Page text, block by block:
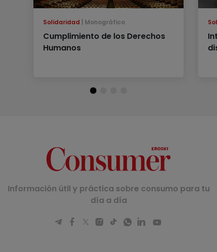
Solidaridad Monográfico
Cumplimiento de los Derechos
Humanos
Información útil y práctica sobre consumo para tu
día a día